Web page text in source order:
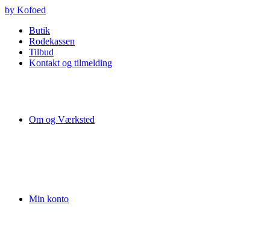
Videre
indhold
by Kofoed
Butik
Rodekassen
Tilbud
Kontakt og tilmelding
Om og Værksted
Min konto